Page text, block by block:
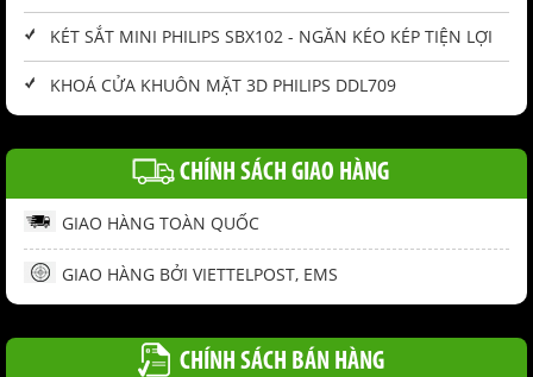
KÉT SẮT MINI PHILIPS SBX102 - NGĂN KÉO KÉP TIỆN LỢI
KHOÁ CỬA KHUÔN MẶT 3D PHILIPS DDL709
CHÍNH SÁCH GIAO HÀNG
GIAO HÀNG TOÀN QUỐC
GIAO HÀNG BỞI VIETTELPOST, EMS
CHÍNH SÁCH BÁN HÀNG